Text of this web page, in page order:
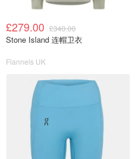
£279.00 £340.00
Stone Island 连帽卫衣
Flannels UK